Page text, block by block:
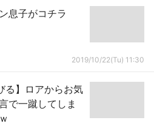
息子がコチラ
2019/10/22(Tu) 11:30
る】ロアからお気
で一蹴してしま